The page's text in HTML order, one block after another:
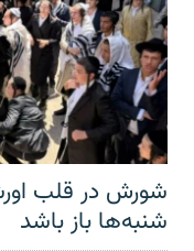
شورش در قلب
شنبه‌ها باز باشد